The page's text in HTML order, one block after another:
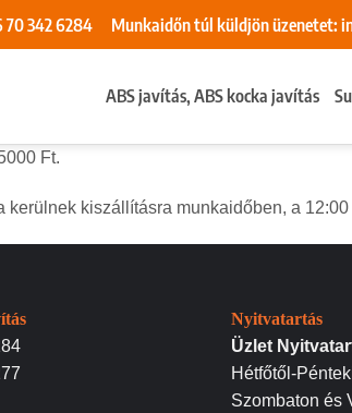
70 342 6284 Munkaidőn túl küldjön üzenetet:
ABS javítás, ABS kocka javítás
Ft.
kiszállításra munkaidőben, a
Nyitvatartás
Üzlet
Hétfőtől-
Szombaton és